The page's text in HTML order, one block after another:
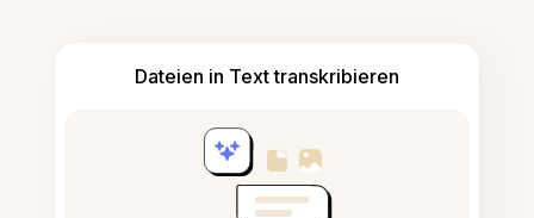
Dateien in Text transkribieren